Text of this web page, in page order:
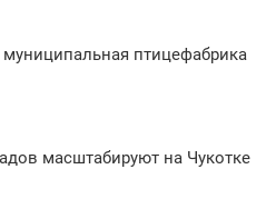
птицефабрика
масштабируют на Чукотке